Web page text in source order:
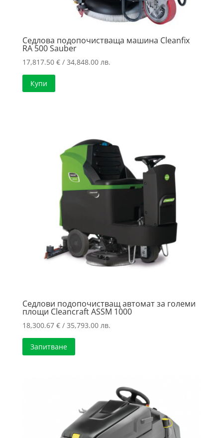
Седлова подопочистваща машина Cleanfix
RA 500 Sauber
17,817.50 €/ 34,848.00 лв.
Купи
Седлови подопочистващ автомат за големи
площи Cleancraft ASSM 1000
18,300.67 €/ 35,793.00 лв.
Запитване